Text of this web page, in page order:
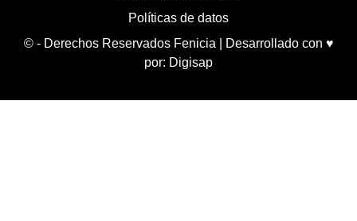
Políticas de datos
© - Derechos Reservados Fenicia | Desarrollado con ♥
por: Digisap